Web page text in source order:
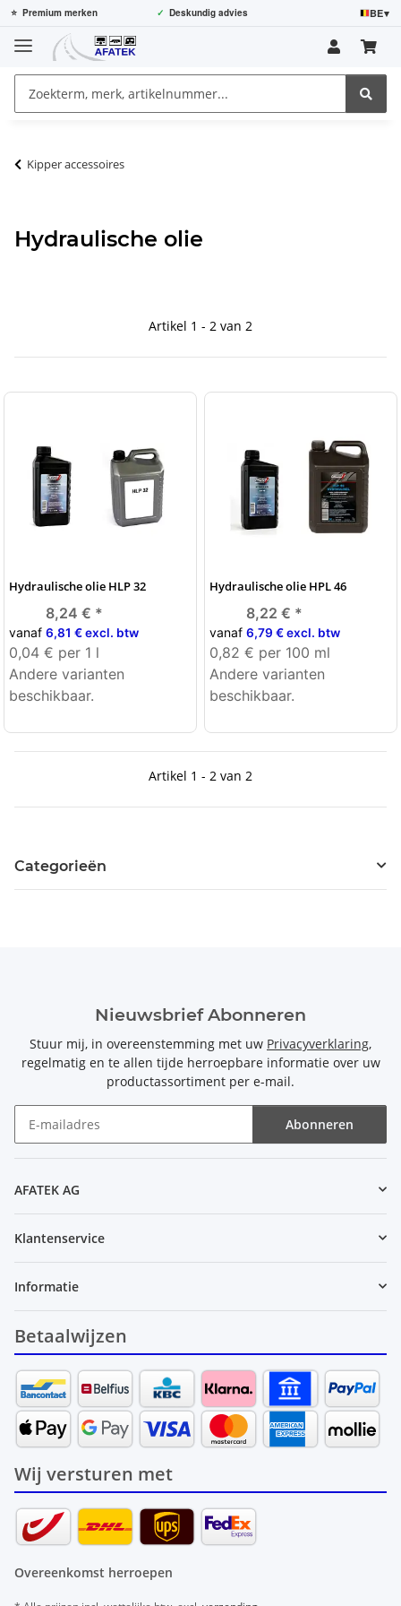
⭐ Premium merken ✓ Deskundig advies BE▾
Kipper accessoires
Hydraulische olie
Artikel 1 - 2 van 2
Hydraulische olie HLP 32
vanaf
8,24 € *
6,81 € excl. btw
0,04 € per 1 l
Andere varianten
beschikbaar.
Hydraulische olie HPL 46
vanaf
8,22 € *
6,79 € excl. btw
0,82 € per 100 ml
Andere varianten
beschikbaar.
Artikel 1 - 2 van 2
Categorieën
Nieuwsbrief Abonneren
Stuur mij, in overeenstemming met uw Privacyverklaring,
regelmatig en te allen tijde herroepbare informatie over uw
productassortiment per e-mail.
Abonneren
AFATEK AG
Klantenservice
Informatie
Betaalwijzen
Wij versturen met
Overeenkomst herroepen